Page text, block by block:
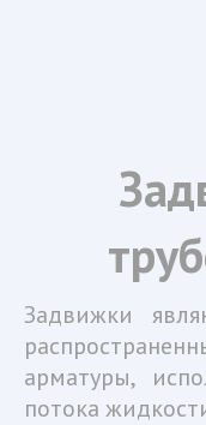
Задвижки
арматуры,
потока